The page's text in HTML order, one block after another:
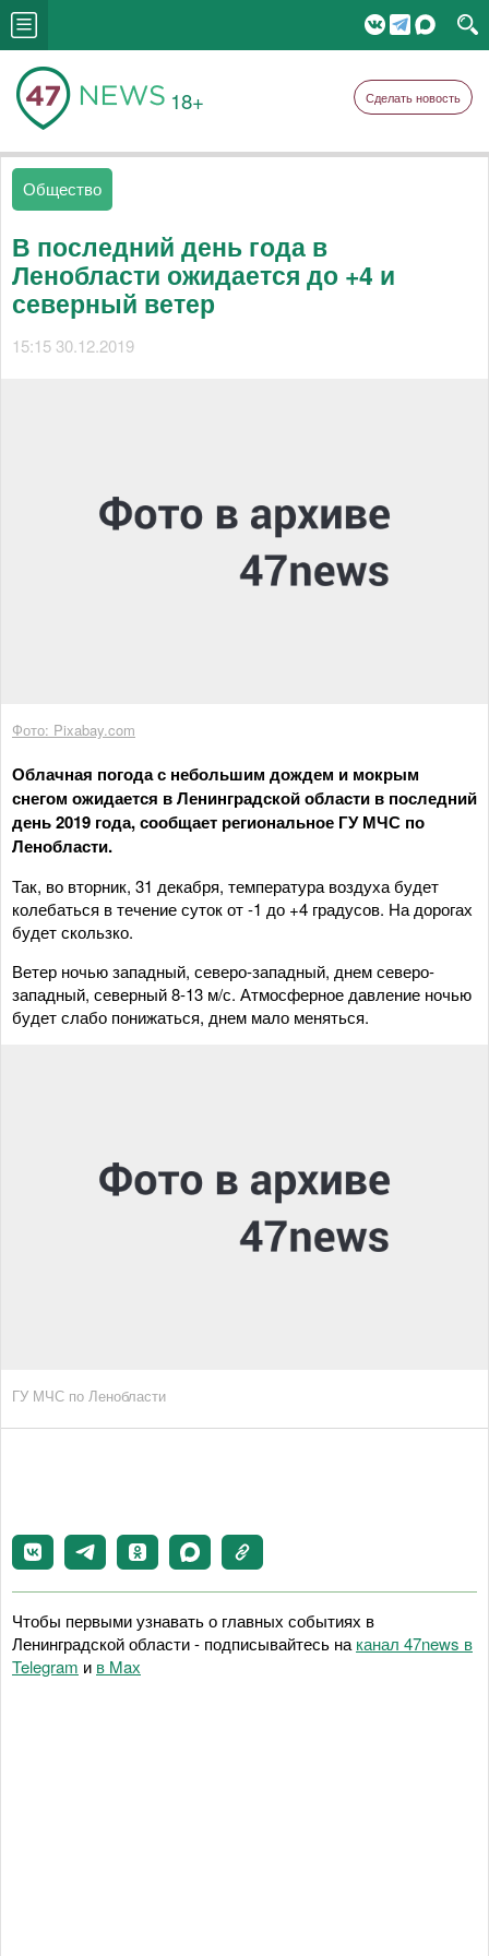
18+ Сделать новость
Общество
В последний день года в
Ленобласти ожидается до +4 и
северный ветер
15:15 30.12.2019
Фото: Pixabay.com
Облачная погода с небольшим дождем и мокрым
снегом ожидается в Ленинградской области в последний
день 2019 года, сообщает региональное ГУ МЧС по
Ленобласти.
Так, во вторник, 31 декабря, температура воздуха будет
колебаться в течение суток от -1 до +4 градусов. На дорогах
будет скользко.
Ветер ночью западный, северо-западный, днем северо-
западный, северный 8-13 м/с. Атмосферное давление ночью
будет слабо понижаться, днем мало меняться.
ГУ МЧС по Ленобласти
Чтобы первыми узнавать о главных событиях в
Ленинградской области - подписывайтесь на канал 47news в
Telegram и в Maх